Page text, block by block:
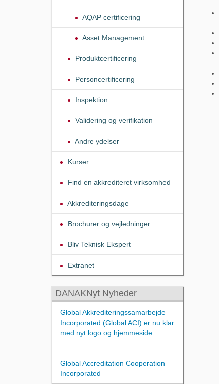
AQAP certificering
Asset Management
Produktcertificering
Personcertificering
Inspektion
Validering og verifikation
Andre ydelser
Kurser
Find en akkrediteret virksomhed
Akkrediteringsdage
Brochurer og vejledninger
Bliv Teknisk Ekspert
Extranet
DANAKNyt Nyheder
Global Akkrediteringssamarbejde
Incorporated (Global ACI) er nu klar
med nyt logo og hjemmeside
Global Accreditation Cooperation
Incorporated